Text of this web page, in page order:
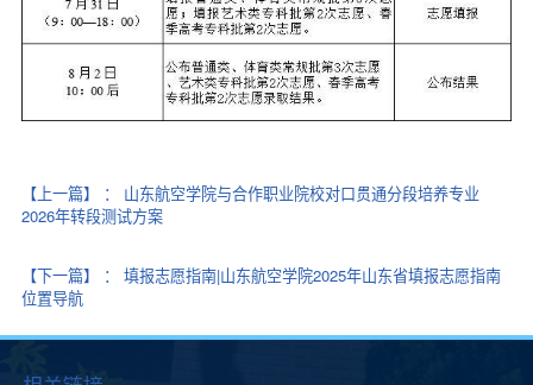
【上一篇】 ：
山东航空学院与合作职业院校对口贯通分段培养专业
2026年转段测试方案
【下一篇】 ：
填报志愿指南|山东航空学院2025年山东省填报志愿指南
位置导航